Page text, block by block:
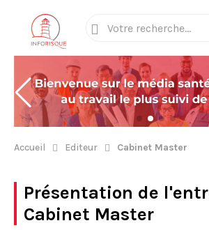
Accueil Editeur Cabinet Master
Présentation de
Cabinet Master